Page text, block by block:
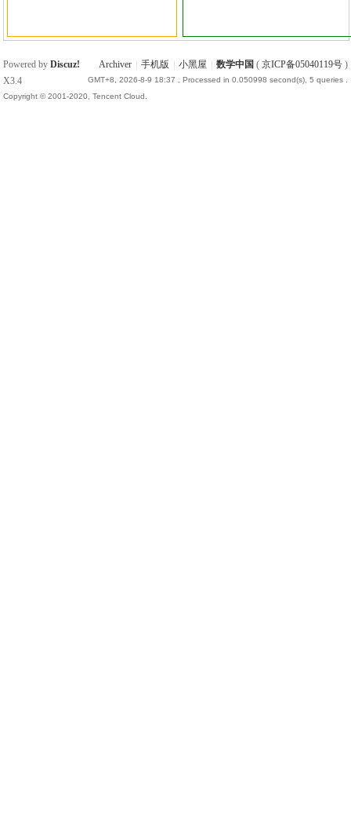
Archiver 手机版 小黑屋 数学中国 ( 京ICP备05040119号)
GMT+8, 2026-8-9 18:37 , Processed in 0.050998 second(s), 5 queries .
Powered byDiscuz!
X3.4
Copyright © 2001-2020, Tencent Cloud.